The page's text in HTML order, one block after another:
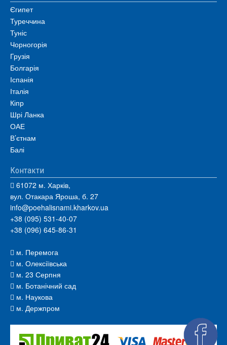
Єгипет
Туреччина
Туніс
Чорногорія
Грузія
Болгарія
Іспанія
Італія
Кіпр
Шрі Ланка
ОАЕ
В’єтнам
Балі
Контакти
61072 м. Харків,
вул. Отакара Яроша, б. 27
info@poehalisnami.kharkov.ua
+38 (095) 531-40-07
+38 (096) 645-86-31
м. Перемога
м. Олексіївська
м. 23 Серпня
м. Ботанічний сад
м. Наукова
м. Держпром